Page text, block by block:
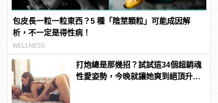
包皮長一粒一粒東西？5 種「陰莖顆粒」可能成因解
析，不一定是得性病！
WELLNESS
打炮總是那幾招？試試這34個超銷魂
性愛姿勢，今晚就讓她爽到絕頂升